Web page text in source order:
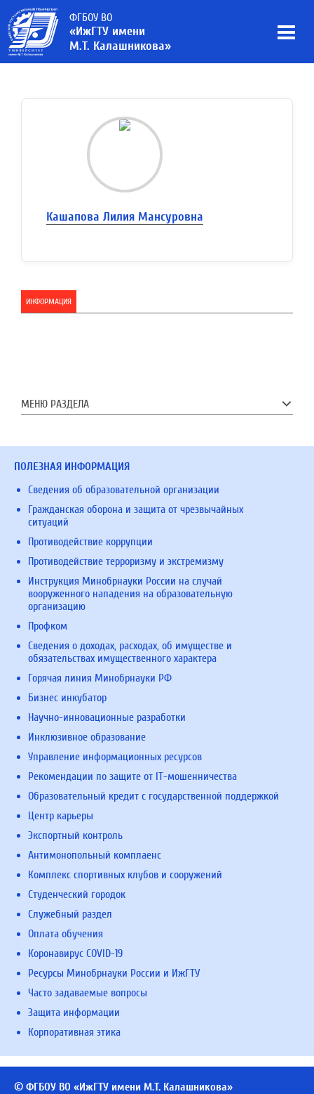
ФГБОУ ВО
«ИжГТУ имени
М.Т. Калашникова»
Кашапова Лилия Мансуровна
ИНФОРМАЦИЯ
МЕНЮ РАЗДЕЛА
ПОЛЕЗНАЯ ИНФОРМАЦИЯ
Сведения об образовательной организации
Гражданская оборона и защита от чрезвычайных
ситуаций
Противодействие коррупции
Противодействие терроризму и экстремизму
Инструкция Минобрнауки России на случай
вооруженного нападения на образовательную
организацию
Профком
Сведения о доходах, расходах, об имуществе и
обязательствах имущественного характера
Горячая линия Минобрнауки РФ
Бизнес инкубатор
Научно-инновационные разработки
Инклюзивное образование
Управление информационных ресурсов
Рекомендации по защите от IT-мошенничества
Образовательный кредит с государственной поддержкой
Центр карьеры
Экспортный контроль
Антимонопольный комплаенс
Комплекс спортивных клубов и сооружений
Студенческий городок
Служебный раздел
Оплата обучения
Коронавирус COVID-19
Ресурсы Минобрнауки России и ИжГТУ
Часто задаваемые вопросы
Защита информации
Корпоративная этика
© ФГБОУ ВО «ИжГТУ имени М.Т. Калашникова»